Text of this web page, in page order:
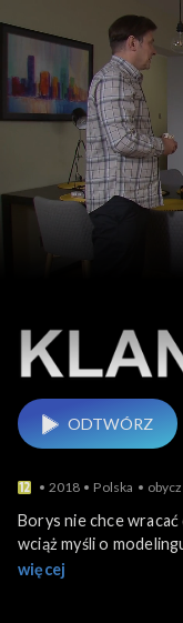
Klan
ODTWÓRZ
2018 Polska
Borys nie chce
wciąż myśli o
załapać do zdjęć w
więcej